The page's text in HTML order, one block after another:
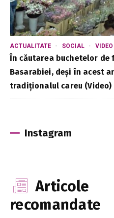
ACTUALITATE SOCIAL VIDEO
În căutarea buchetelor de
Basarabiei, deși în acest
tradiționalul careu (Video)
Instagram
Articole
recomandate